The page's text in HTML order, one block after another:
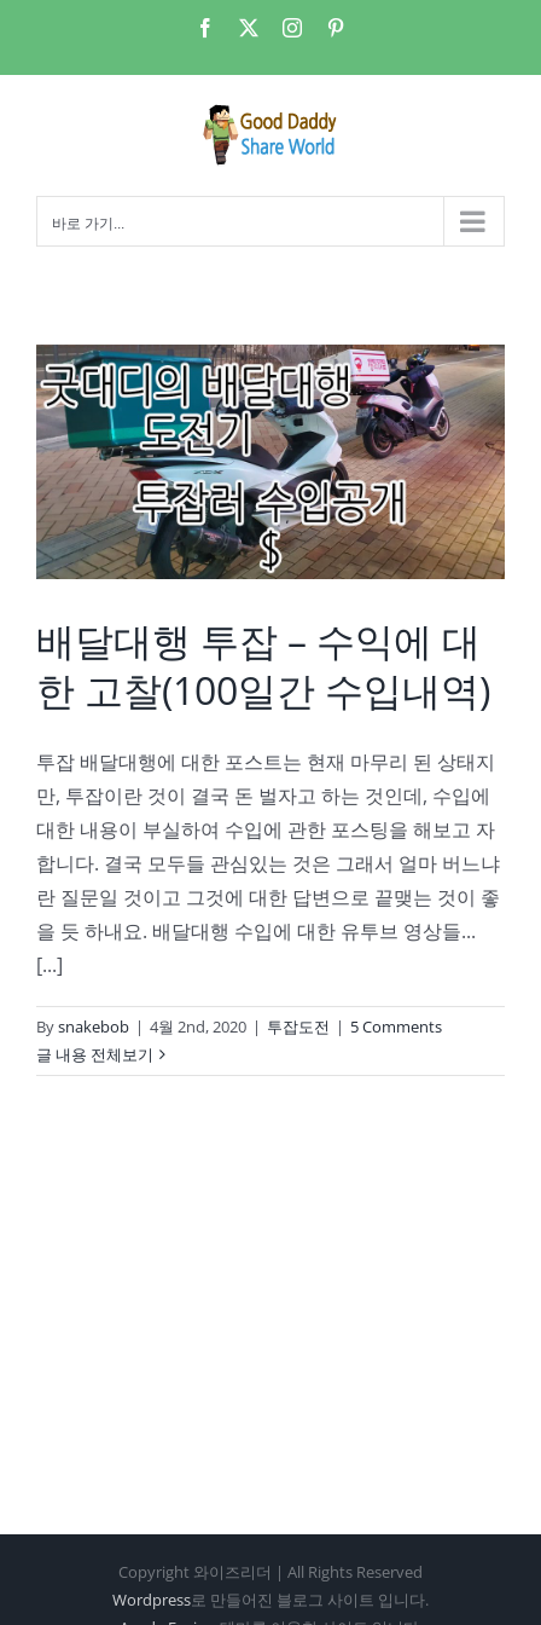
츠
Facebook Instagram
바로 가기...
배달대행 투잡 – 수익에 대
한 고찰(100일간 수입내역)
투잡 배달대행에 대한 포스트는 현재 마무리 된 상태지
만, 투잡이란 것이 결국 돈 벌자고 하는 것인데, 수입에
대한 내용이 부실하여 수입에 관한 포스팅을 해보고 자
합니다. 결국 모두들 관심있는 것은 그래서 얼마 버느냐
란 질문일 것이고 그것에 대한 답변으로 끝맺는 것이 좋
을 듯 하내요. 배달대행 수입에 대한 유투브 영상들...
[...]
Bysnakebob | 4월 2nd, 2020 | 투잡도전 | 5 Comments
글 내용 전체보기
Copyright 와이즈리더 | All Rights Reserved
Wordpress로 만들어진 블로그 사이트 입니다.